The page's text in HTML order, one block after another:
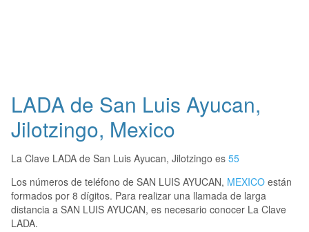
LADA de San Luis Ayucan,
Jilotzingo, Mexico
La Clave LADA de San Luis Ayucan, Jilotzingo es 55
Los números de teléfono de SAN LUIS AYUCAN, MEXICO están
formados por 8 dígitos. Para realizar una llamada de larga
distancia a SAN LUIS AYUCAN, es necesario conocer La Clave
LADA.